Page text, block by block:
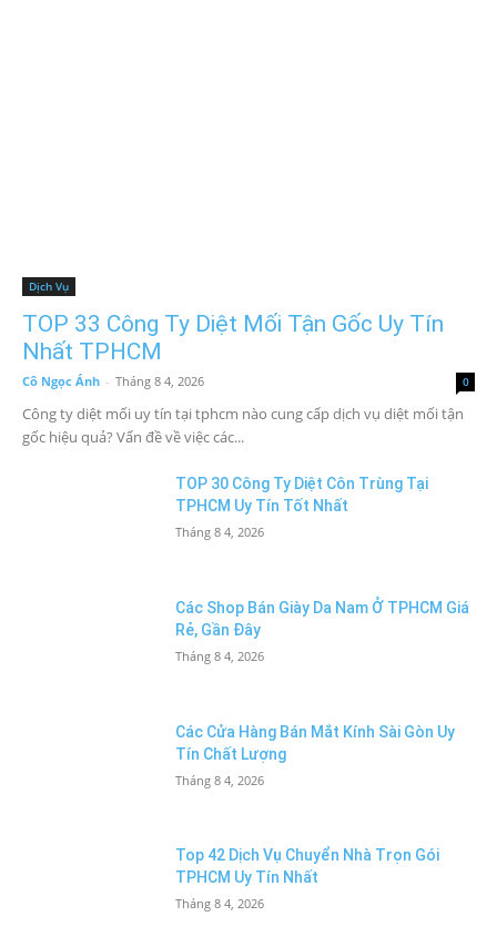
Dịch Vụ
TOP 33 Công Ty Diệt Mối Tận Gốc Uy Tín
Nhất TPHCM
Cô Ngọc Ánh - Tháng 8 4, 2026 0
Công ty diệt mối uy tín tại tphcm nào cung cấp dịch vụ diệt mối tận
gốc hiệu quả? Vấn đề về việc các...
TOP 30 Công Ty Diệt Côn Trùng Tại
TPHCM Uy Tín Tốt Nhất
Tháng 8 4, 2026
Các Shop Bán Giày Da Nam Ở TPHCM Giá
Rẻ, Gần Đây
Tháng 8 4, 2026
Các Cửa Hàng Bán Mắt Kính Sài Gòn Uy
Tín Chất Lượng
Tháng 8 4, 2026
Top 42 Dịch Vụ Chuyển Nhà Trọn Gói
TPHCM Uy Tín Nhất
Tháng 8 4, 2026